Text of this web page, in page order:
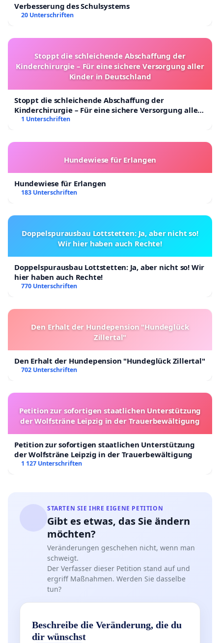
Verbesserung des Schulsystems
20 Unterschriften
Stoppt die schleichende Abschaffung der
Kinderchirurgie – Für eine sichere Versorgung aller
Kinder in Deutschland
Stoppt die schleichende Abschaffung der
Kinderchirurgie – Für eine sichere Versorgung aller
Kinder in Deutschland
1 Unterschriften
Hundewiese für Erlangen
Hundewiese für Erlangen
183 Unterschriften
Doppelspurausbau Lottstetten: Ja, aber nicht so!
Wir hier haben auch Rechte!
Doppelspurausbau Lottstetten: Ja, aber nicht so! Wir
hier haben auch Rechte!
770 Unterschriften
Den Erhalt der Hundepension "Hundeglück
Zillertal"
Den Erhalt der Hundepension "Hundeglück Zillertal"
702 Unterschriften
Petition zur sofortigen staatlichen Unterstützung
der Wolfsträne Leipzig in der Trauerbewältigung
Petition zur sofortigen staatlichen Unterstützung
der Wolfsträne Leipzig in der Trauerbewältigung
1 127 Unterschriften
STARTEN SIE IHRE EIGENE PETITION
Gibt es etwas, das Sie ändern
möchten?
Veränderungen geschehen nicht, wenn man
schweigt.
Der Verfasser dieser Petition stand auf und
ergriff Maßnahmen. Werden Sie dasselbe
tun?
Beschreibe die Veränderung, die du
dir wünschst